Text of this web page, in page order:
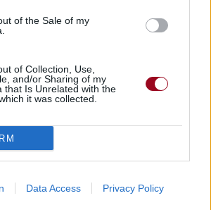
of the Sale of my
of Collection, Use,
and/or Sharing of my
that Is Unrelated with the
it was collected.
Data Access Privacy Policy
: Polaris
: Fatalism